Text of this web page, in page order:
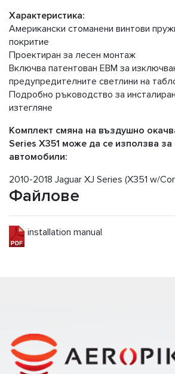
Характеристика:
Американски стоманени винтови
покритие
Проектиран за лесен монтаж
Включва патентован EBM за
предупредителните светлини на
Подробно ръководство за
изтегляне
Комплект смяна на въздушно
Series X351 може да се използва за
автомобили:
2010-2018 Jaguar XJ Series (X351 w/
Файлове
installation manual